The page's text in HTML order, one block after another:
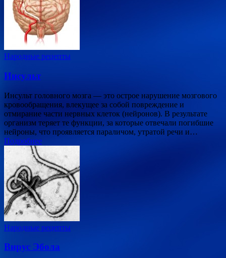
Народные рецепты
Инсульт
Инсульт головного мозга — это острое нарушение мозгового
кровообращения, влекущее за собой повреждение и
отмирание части нервных клеток (нейронов). В результате
организм теряет те функции, за которые отвечали погибшие
нейроны, что проявляется параличом, утратой речи и…
Подробнее
Народные рецепты
Вирус Эбола